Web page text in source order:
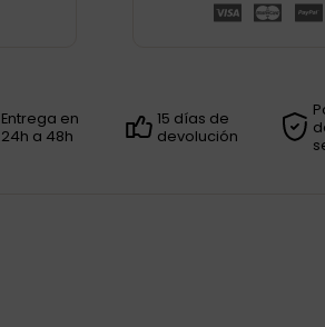
Entrega en
24h a 48h
15 días de
devolución